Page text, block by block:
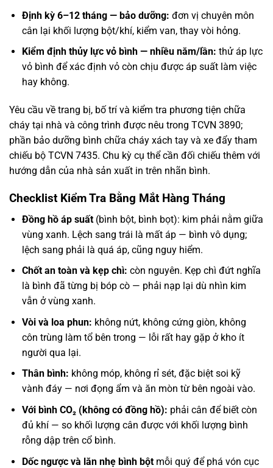
Định kỳ 6–12 tháng — bảo dưỡng: đơn vị chuyên môn
cân lại khối lượng bột/khí, kiểm van, thay vòi hỏng.
Kiểm định thủy lực vỏ bình — nhiều năm/lần: thử áp lực
vỏ bình để xác định vỏ còn chịu được áp suất làm việc
hay không.
Yêu cầu về trang bị, bố trí và kiểm tra phương tiện chữa
cháy tại nhà và công trình được nêu trong TCVN 3890;
phần bảo dưỡng bình chữa cháy xách tay và xe đẩy tham
chiếu bộ TCVN 7435. Chu kỳ cụ thể cần đối chiếu thêm với
hướng dẫn của nhà sản xuất in trên nhãn bình.
Checklist Kiểm Tra Bằng Mắt Hàng Tháng
Đồng hồ áp suất(bình bột, bình bọt): kim phải nằm giữa
vùng xanh. Lệch sang trái là mất áp — bình vô dụng;
lệch sang phải là quá áp, cũng nguy hiểm.
Chốt an toàn và kẹp chì: còn nguyên. Kẹp chì đứt nghĩa
là bình đã từng bị bóp cò — phải nạp lại dù nhìn kim
vẫn ở vùng xanh.
Vòi và loa phun: không nứt, không cứng giòn, không
côn trùng làm tổ bên trong — lỗi rất hay gặp ở kho ít
người qua lại.
Thân bình: không móp, không rỉ sét, đặc biệt soi kỹ
vành đáy — nơi đọng ẩm và ăn mòn từ bên ngoài vào.
Với bình CO₂ (không có đồng hồ): phải cân để biết còn
đủ khí — so khối lượng cân được với khối lượng bình
rỗng dập trên cổ bình.
Dốc ngược và lăn nhẹ bình bộtmỗi quý để phá vón cục